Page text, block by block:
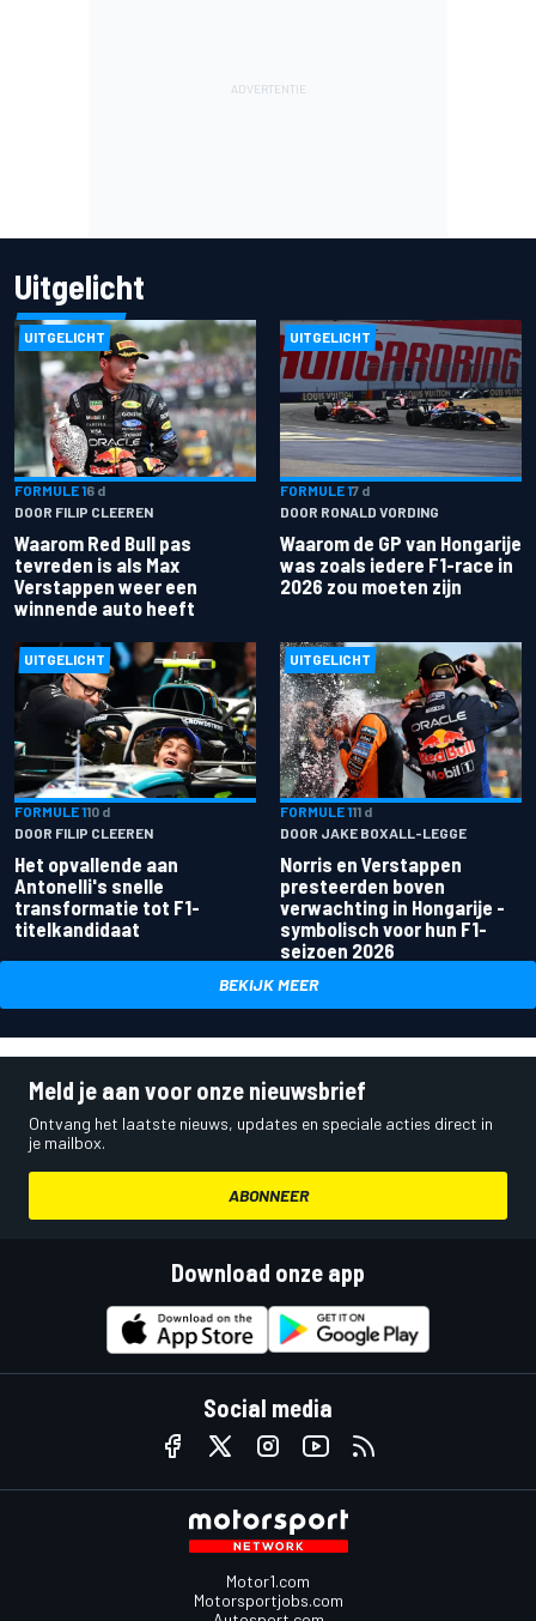
Uitgelicht
UITGELICHT
FORMULE 16 d
DOOR FILIP CLEEREN
Waarom Red Bull pas
tevreden is als Max
Verstappen weer een
winnende auto heeft
UITGELICHT
FORMULE 17 d
DOOR RONALD VORDING
Waarom de GP van Hongarije
was zoals iedere F1-race in
2026 zou moeten zijn
UITGELICHT
FORMULE 110 d
DOOR FILIP CLEEREN
Het opvallende aan
Antonelli's snelle
transformatie tot F1-
titelkandidaat
UITGELICHT
FORMULE 111 d
DOOR JAKE BOXALL-LEGGE
Norris en Verstappen
presteerden boven
verwachting in Hongarije -
symbolisch voor hun F1-
seizoen 2026
BEKIJK MEER
Meld je aan voor onze nieuwsbrief
Ontvang het laatste nieuws, updates en speciale acties direct in
je mailbox.
ABONNEER
Download onze app
Social media
Motor1.com
Motorsportjobs.com